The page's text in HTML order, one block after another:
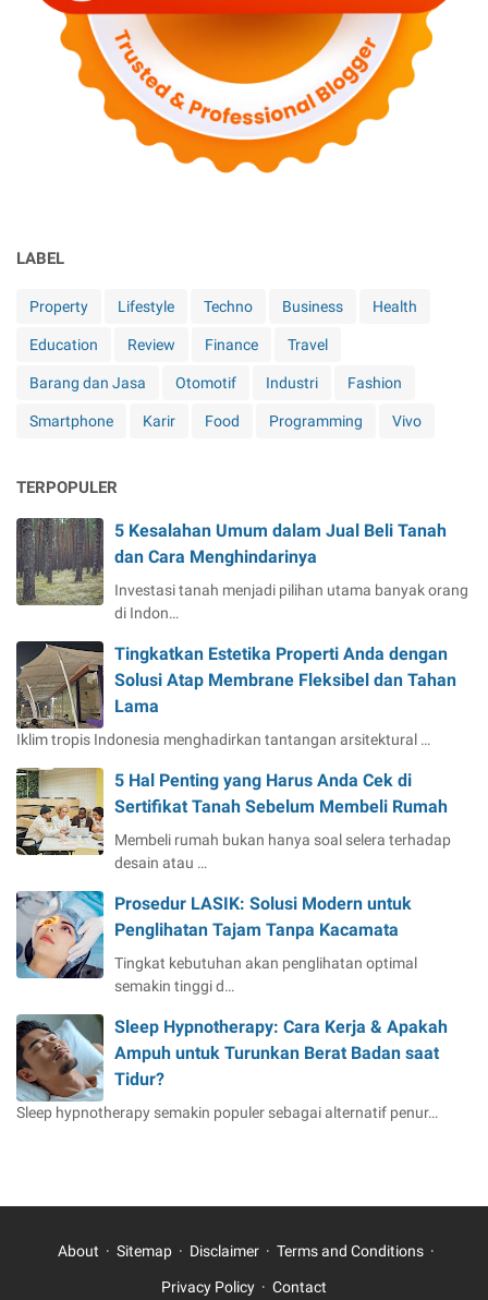
LABEL
Property Lifestyle Techno Business Health
Education Review Finance Travel
Barang dan Jasa Otomotif Industri Fashion
Smartphone Karir Food Programming Vivo
TERPOPULER
5 Kesalahan Umum dalam Jual Beli Tanah
dan Cara Menghindarinya
Investasi tanah menjadi pilihan utama banyak orang
di Indon…
Tingkatkan Estetika Properti Anda dengan
Solusi Atap Membrane Fleksibel dan Tahan
Lama
Iklim tropis Indonesia menghadirkan tantangan arsitektural …
5 Hal Penting yang Harus Anda Cek di
Sertifikat Tanah Sebelum Membeli Rumah
Membeli rumah bukan hanya soal selera terhadap
desain atau …
Prosedur LASIK: Solusi Modern untuk
Penglihatan Tajam Tanpa Kacamata
Tingkat kebutuhan akan penglihatan optimal
semakin tinggi d…
Sleep Hypnotherapy: Cara Kerja & Apakah
Ampuh untuk Turunkan Berat Badan saat
Tidur?
Sleep hypnotherapy semakin populer sebagai alternatif penur…
About Sitemap Disclaimer Terms and Conditions
Privacy Policy Contact